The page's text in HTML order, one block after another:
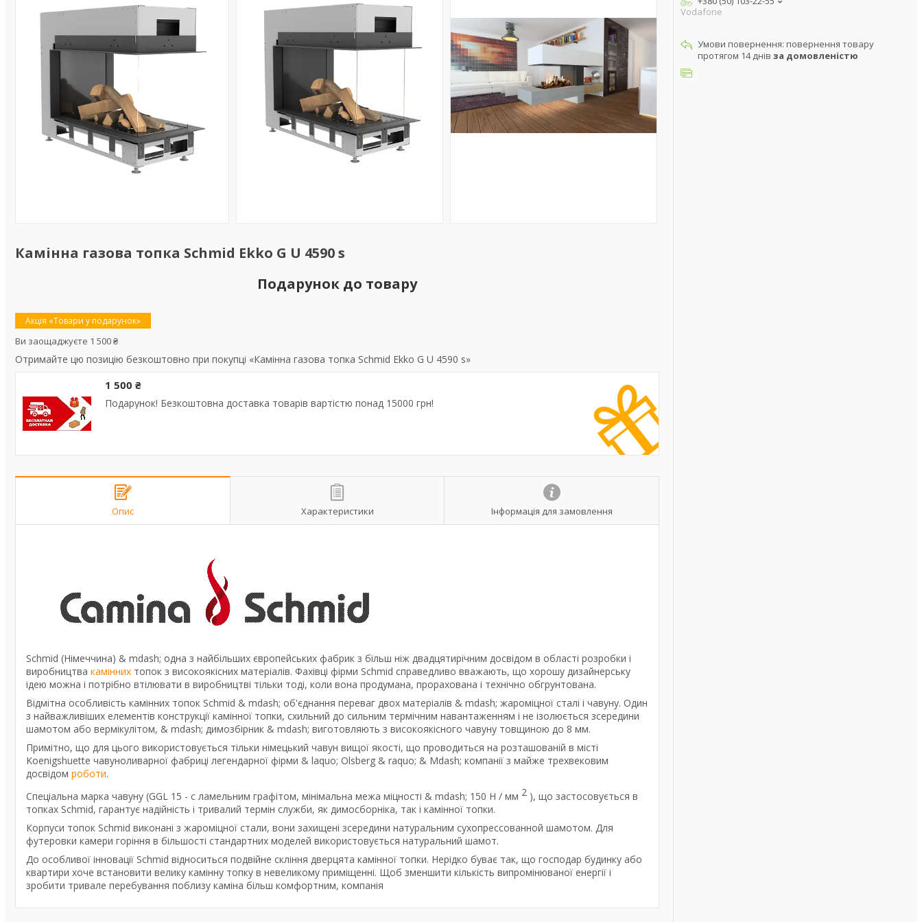
Камінна газова топка Schmid Ekko G U 4590 s
Подарунок до товару
Акція «Товари у подарунок»
Ви заощаджуєте 1 500 ₴
Отримайте цю позицію безкоштовно при покупці «Камінна газова топка Schmid Ekko G U 4590 s»
1 500 ₴
Подарунок! Безкоштовна доставка товарів вартістю понад 15000 грн!
Опис Характеристики Інформація для замовлення
Schmid (Німеччина) & mdash; одна з найбільших європейських фабрик з більш ніж двадцятирічним досвідом в області розробки і
виробництва камінних топок з високоякісних матеріалів. Фахівці фірми Schmid справедливо вважають, що хорошу дизайнерську
ідею можна і потрібно втілювати в виробництві тільки тоді, коли вона продумана, прорахована і технічно обгрунтована.
Відмітна особливість камінних топок Schmid & mdash; об'єднання переваг двох матеріалів & mdash; жароміцної сталі і чавуну. Один
з найважливіших елементів конструкції камінної топки, схильний до сильним термічним навантаженням і не ізолюється зсередини
шамотом або вермікулітом, & mdash; димозбірник & mdash; виготовляють з високоякісного чавуну товщиною до 8 мм.
Примітно, що для цього використовується тільки німецький чавун вищої якості, що проводиться на розташованій в місті
Koenigshuette чавуноливарної фабриці легендарної фірми & laquo; Olsberg & raquo; & Mdash; компанії з майже трехвековим
досвідом роботи.
Спеціальна марка чавуну (GGL 15 - c ламельним графітом, мінімальна межа міцності & mdash; 150 Н / мм 2 ), що застосовується в
топках Schmid, гарантує надійність і тривалий термін служби, як димосборніка, так і камінної топки.
Корпуси топок Schmid виконані з жароміцної стали, вони захищені зсередини натуральним сухопрессованной шамотом. Для
футеровки камери горіння в більшості стандартних моделей використовується натуральний шамот.
До особливої інновації Schmid відноситься подвійне скління дверцята камінної топки. Нерідко буває так, що господар будинку або
квартири хоче встановити велику камінну топку в невеликому приміщенні. Щоб зменшити кількість випромінюваної енергії і
зробити тривале перебування поблизу каміна більш комфортним, компанія
Vodafone
повернення товару
протягом 14 днів за домовленістю